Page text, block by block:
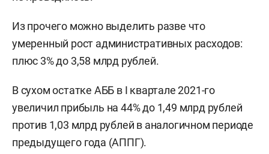
Из прочего можно выделить разве что
умеренный рост административных расходов:
плюс 3% до 3,58 млрд рублей.
В сухом остатке АББ в I квартале 2021-го
увеличил прибыль на 44% до 1,49 млрд рублей
против 1,03 млрд рублей в аналогичном периоде
предыдущего года (АППГ).